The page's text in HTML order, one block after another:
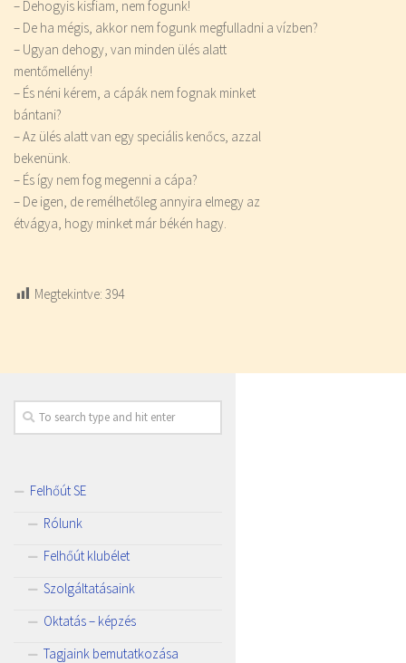
– Dehogyis kisfiam, nem fogunk!
– De ha mégis, akkor nem fogunk megfulladni a vízben?
– Ugyan dehogy, van minden ülés alatt
mentőmellény!
– És néni kérem, a cápák nem fognak minket
bántani?
– Az ülés alatt van egy speciális kenőcs, azzal
bekenünk.
– És így nem fog megenni a cápa?
– De igen, de remélhetőleg annyira elmegy az
étvágya, hogy minket már békén hagy.
Megtekintve: 394
Felhőút SE
Rólunk
Felhőút klubélet
Szolgáltatásaink
Oktatás – képzés
Tagjaink bemutatkozása